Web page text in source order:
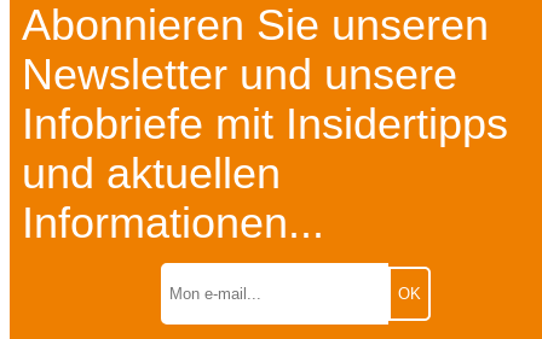
Abonnieren Sie unseren
Newsletter und unsere
Infobriefe mit Insidertipps
und aktuellen
Informationen...